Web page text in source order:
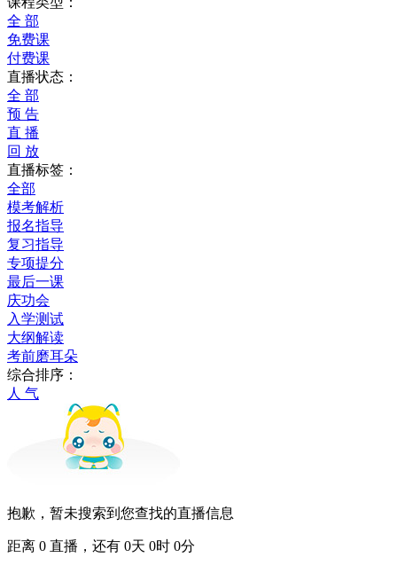
全 部
免费课
付费课
直播状态：
全 部
预 告
直 播
回 放
直播标签：
全部
模考解析
报名指导
复习指导
专项提分
最后一课
庆功会
入学测试
大纲解读
考前磨耳朵
综合排序：
人 气
抱歉，暂未搜索到您查找的直播信息
距离 0 直播，还有 0天 0时 0分